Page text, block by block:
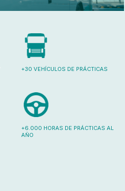
+30 VEHÍCULOS DE PRÁCTICAS
+6.000 HORAS DE PRÁCTICAS AL
AÑO